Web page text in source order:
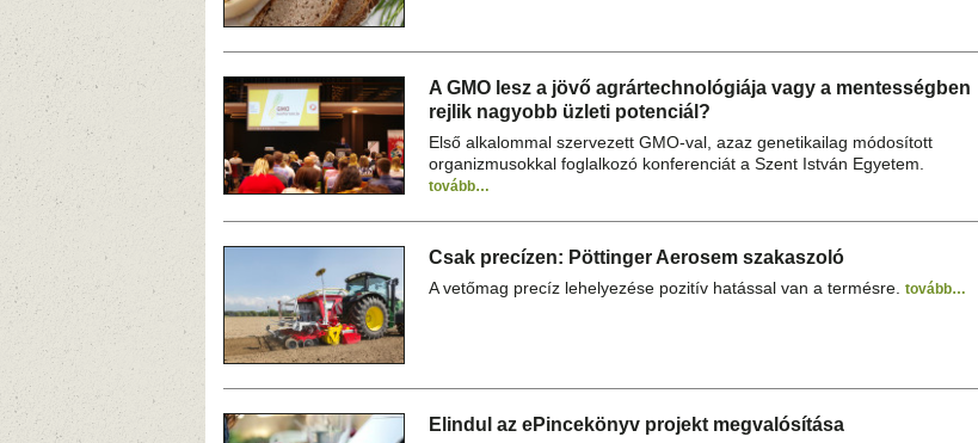
A GMO lesz a jövő agrártechnológiája vagy a mentességben
rejlik nagyobb üzleti potenciál?
Első alkalommal szervezett GMO-val, azaz genetikailag módosított
organizmusokkal foglalkozó konferenciát a Szent István Egyetem.
tovább…
Csak precízen: Pöttinger Aerosem szakaszoló
A vetőmag precíz lehelyezése pozitív hatással van a termésre. tovább…
Elindul az ePincekönyv projekt megvalósítása